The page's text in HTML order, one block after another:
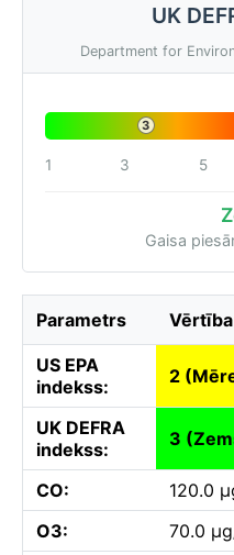
UK
Department for
3
1 3 5
Gaisa
Parametrs Vērtība
US EPA
indekss:
2
UK DEFRA
indekss:
3
CO:
120.0
O3:
70.0